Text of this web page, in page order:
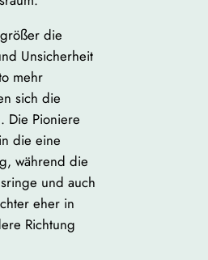
die
Unsicherheit
mehr
sich die
Die Pioniere
die eine
während die
und auch
eher in
Richtung